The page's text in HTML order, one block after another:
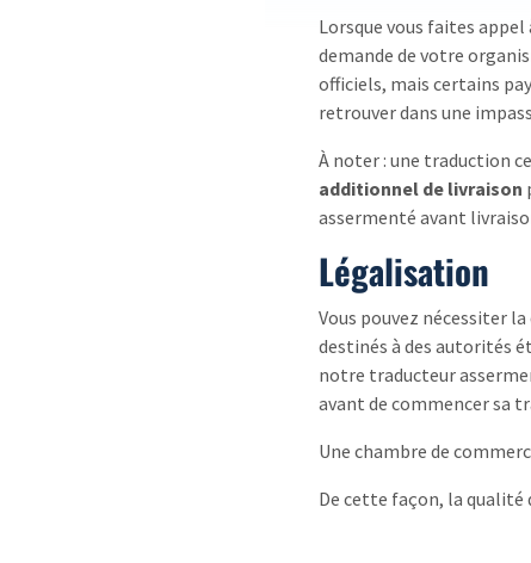
Lorsque vous faites
demande de votre
officiels, mais certains
retrouver dans une
À noter : une traduction
additionnel de livraison
assermenté avant
Légalisation
Vous pouvez nécessiter
destinés à des autorités
notre traducteur
avant de commencer sa
Une chambre de
De cette façon, la qualité